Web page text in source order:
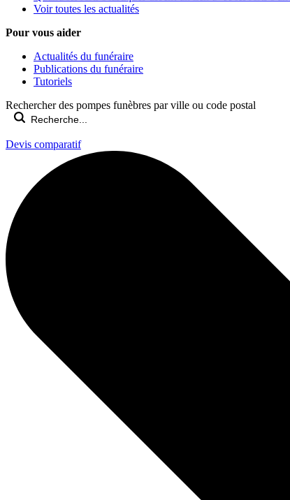
Voir toutes les actualités
Pour vous aider
Actualités du funéraire
Publications du funéraire
Tutoriels
Rechercher des pompes funèbres par ville ou code postal
Devis comparatif